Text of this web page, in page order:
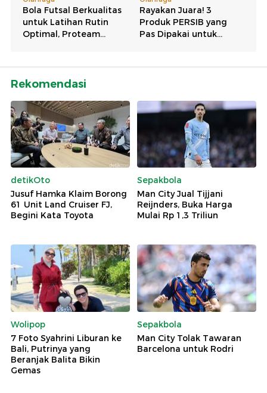
Rekomendasi
detikOto
Jusuf Hamka Klaim Borong
61 Unit Land Cruiser FJ,
Begini Kata Toyota
Sepakbola
Man City Jual Tijjani
Reijnders, Buka Harga
Mulai Rp 1,3 Triliun
Wolipop
7 Foto Syahrini Liburan ke
Bali, Putrinya yang
Beranjak Balita Bikin
Gemas
Sepakbola
Man City Tolak Tawaran
Barcelona untuk Rodri